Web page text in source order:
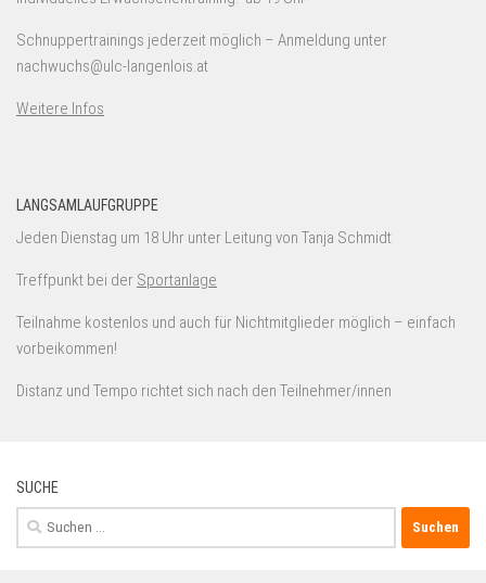
Schnuppertrainings jederzeit möglich – Anmeldung unter
nachwuchs@ulc-langenlois.at
Weitere Infos
LANGSAMLAUFGRUPPE
Jeden Dienstag um 18 Uhr unter Leitung von Tanja Schmidt
Treffpunkt bei der Sportanlage
Teilnahme kostenlos und auch für Nichtmitglieder möglich – einfach
vorbeikommen!
Distanz und Tempo richtet sich nach den Teilnehmer/innen
SUCHE
Suchen
nach: